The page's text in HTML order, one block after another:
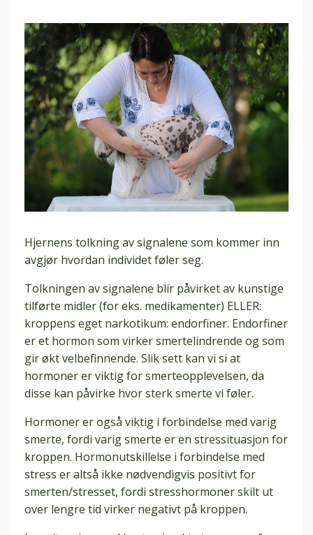
Hjernens tolkning av signalene som kommer inn
avgjør hvordan individet føler seg.
Tolkningen av signalene blir påvirket av kunstige
tilførte midler (for eks. medikamenter) ELLER:
kroppens eget narkotikum: endorfiner. Endorfiner
er et hormon som virker smertelindrende og som
gir økt velbefinnende. Slik sett kan vi si at
hormoner er viktig for smerteopplevelsen, da
disse kan påvirke hvor sterk smerte vi føler.
Hormoner er også viktig i forbindelse med varig
smerte, fordi varig smerte er en stressituasjon for
kroppen. Hormonutskillelse i forbindelse med
stress er altså ikke nødvendigvis positivt for
smerten/stresset, fordi stresshormoner skilt ut
over lengre tid virker negativt på kroppen.